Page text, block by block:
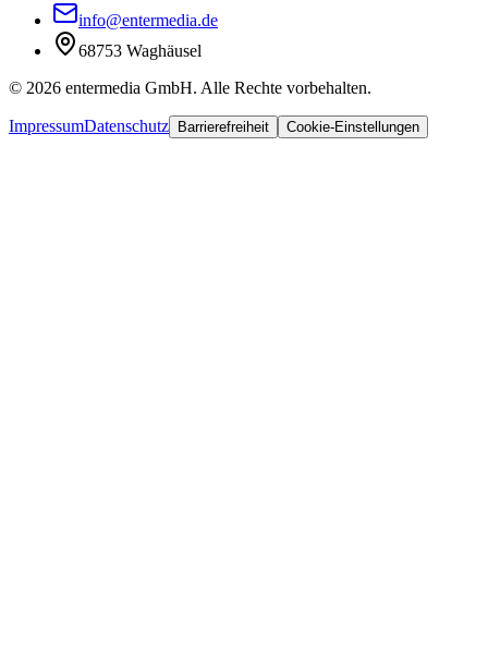
info@entermedia.de
68753 Waghäusel
© 2026 entermedia GmbH. Alle Rechte vorbehalten.
ImpressumDatenschutz Barrierefreiheit Cookie-Einstellungen